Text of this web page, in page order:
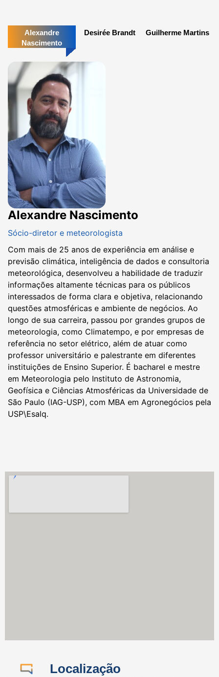
Alexandre
Nascimento
Desirée Brandt Guilherme Martins
Alexandre Nascimento
Sócio-diretor e meteorologista
Com mais de 25 anos de experiência em análise e
previsão climática, inteligência de dados e consultoria
meteorológica, desenvolveu a habilidade de traduzir
informações altamente técnicas para os públicos
interessados de forma clara e objetiva, relacionando
questões atmosféricas e ambiente de negócios. Ao
longo de sua carreira, passou por grandes grupos de
meteorologia, como Climatempo, e por empresas de
referência no setor elétrico, além de atuar como
professor universitário e palestrante em diferentes
instituições de Ensino Superior. É bacharel e mestre
em Meteorologia pelo Instituto de Astronomia,
Geofísica e Ciências Atmosféricas da Universidade de
São Paulo (IAG-USP), com MBA em Agronegócios pela
USP\Esalq.
Localização